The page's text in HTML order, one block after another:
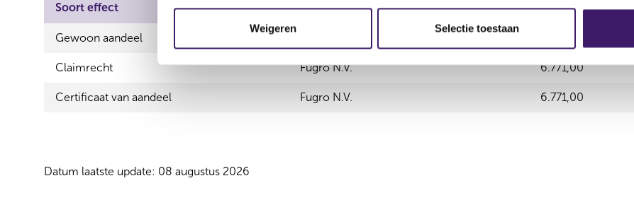
m
i
g
e
Weigeren Selectie toestaan
Soort effect Uitgevende instelling Aantal effecten
Gewoon aandeel
Claimrecht Fugro N.V. 6.771,00
Certificaat van aandeel Fugro N.V. 6.771,00
Datum laatste update: 08 augustus 2026